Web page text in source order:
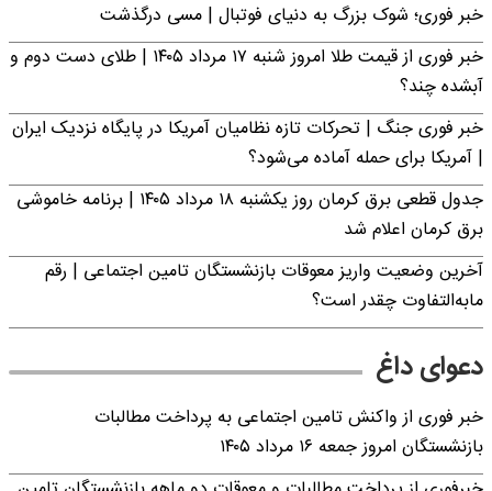
خبر فوری؛‌ شوک بزرگ به دنیای فوتبال | مسی درگذشت
خبر فوری از قیمت طلا امروز شنبه ۱۷ مرداد ۱۴۰۵ | طلای دست دوم و
آبشده چند؟
خبر فوری جنگ | تحرکات تازه نظامیان آمریکا در پایگاه نزدیک ایران
| آمریکا برای حمله آماده می‌شود؟
جدول قطعی برق کرمان روز یکشنبه ۱۸ مرداد ۱۴۰۵ | برنامه خاموشی
برق کرمان اعلام شد
آخرین وضعیت واریز معوقات بازنشستگان تامین اجتماعی | رقم
مابه‌التفاوت چقدر است؟
دعوای داغ
خبر فوری از واکنش تامین اجتماعی به پرداخت مطالبات
بازنشستگان امروز جمعه ۱۶ مرداد ۱۴۰۵